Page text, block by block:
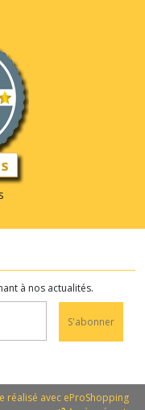
à nos actualités.
S'abonner
réalisé avec eProShopping